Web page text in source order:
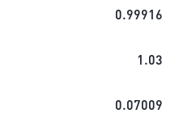
0.99916
1.03
0.07009